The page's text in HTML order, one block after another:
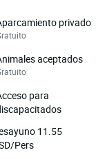
privado
aceptados
para
11.55
Pers